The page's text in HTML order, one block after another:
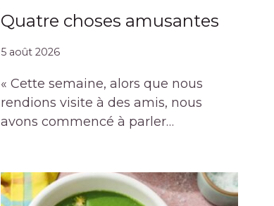
Quatre choses amusantes
5 août 2026
« Cette semaine, alors que nous
rendions visite à des amis, nous
avons commencé à parler…